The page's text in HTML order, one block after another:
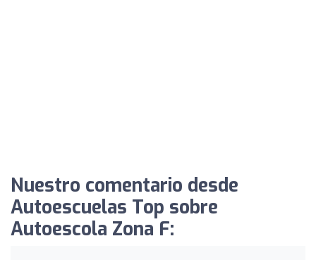
Nuestro comentario desde
Autoescuelas Top sobre
Autoescola Zona F: